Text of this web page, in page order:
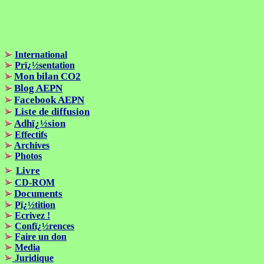
International
Prï¿½sentation
Mon bilan CO2
Blog AEPN
Facebook AEPN
Liste de diffusion
Adhï¿½sion
Effectifs
Archives
Photos
Livre
CD-ROM
Documents
Pï¿½tition
Ecrivez !
Confï¿½rences
Faire un don
Media
Juridique